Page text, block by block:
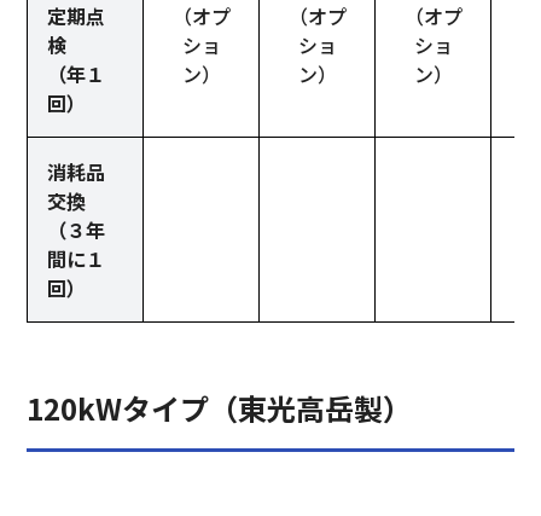
定期点
検
（年１
回）
（オプ
ショ
ン）
（オプ
ショ
ン）
（オプ
ショ
ン）
消耗品
交換
（３年
間に１
回）
120kWタイプ（東光高岳製）